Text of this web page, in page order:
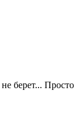
берет... Просто